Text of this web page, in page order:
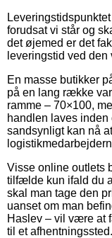
forudsat vi står og
det øjemed er det
leveringstid ved
En masse butikker
på en lang række
ramme – 70×100,
handlen laves
sandsynligt kan nå
Visse online outlets
tilfælde kun ifald du
skal man tage den
uanset om man
Haslev – vil være at
til et afhentningssted.